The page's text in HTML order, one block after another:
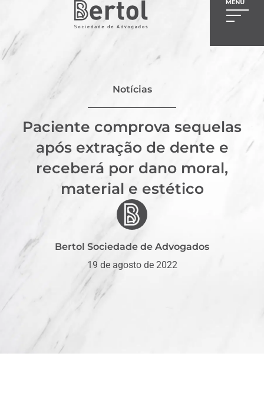
Notícias
Paciente comprova sequelas
após extração de dente e
receberá por dano moral,
material e estético
Bertol Sociedade de Advogados
19 de agosto de 2022